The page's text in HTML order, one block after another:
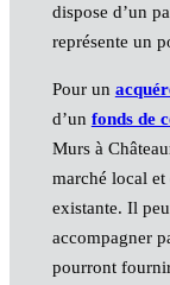
dispose d’un
représente un
Pour un
d’un fonds de
Murs à
marché local et
existante. Il
accompagner
pourront